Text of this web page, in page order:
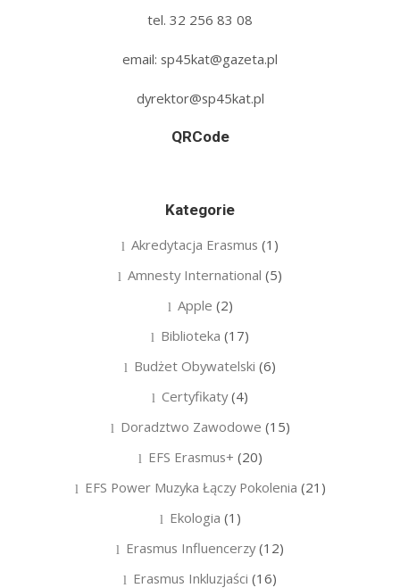
tel. 32 256 83 08‬
email: sp45kat@gazeta.pl
dyrektor@sp45kat.pl
QRCode
Kategorie
Akredytacja Erasmus (1)
Amnesty International (5)
Apple (2)
Biblioteka (17)
Budżet Obywatelski (6)
Certyfikaty(4)
Doradztwo Zawodowe (15)
EFS Erasmus+ (20)
EFS Power Muzyka Łączy Pokolenia (21)
Ekologia (1)
Erasmus Influencerzy(12)
Erasmus Inkluzjaści (16)